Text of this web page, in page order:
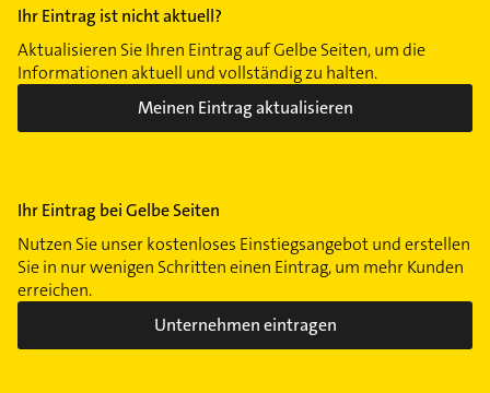
Ihr Eintrag ist nicht aktuell?
Aktualisieren Sie Ihren Eintrag auf Gelbe Seiten, um die
Informationen aktuell und vollständig zu halten.
Meinen Eintrag aktualisieren
Ihr Eintrag bei Gelbe Seiten
Nutzen Sie unser kostenloses Einstiegsangebot und erstellen
Sie in nur wenigen Schritten einen Eintrag, um mehr Kunden
erreichen.
Unternehmen eintragen